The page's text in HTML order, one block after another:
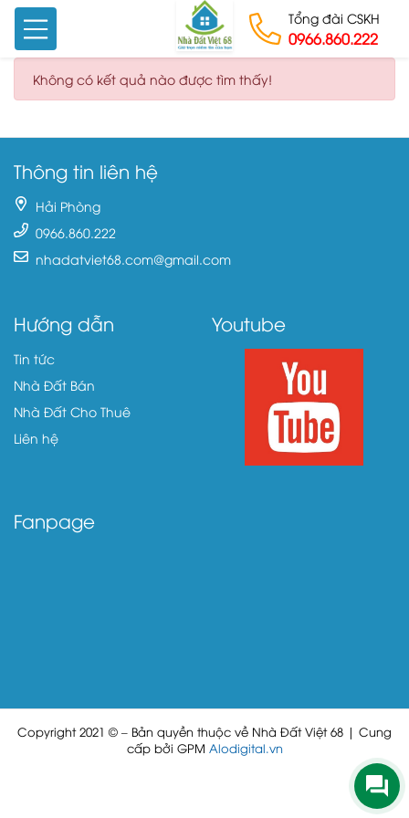
Tổng đài CSKH
0966.860.222
Không có kết quả nào được tìm thấy!
Thông tin liên hệ
Hải Phòng
0966.860.222
nhadatviet68.com@gmail.com
Hướng dẫn
Tin tức
Nhà Đất Bán
Nhà Đất Cho Thuê
Liên hệ
Youtube
Fanpage
Copyright 2021 © – Bản quyền thuộc về Nhà Đất Việt 68 | Cung
cấp bởi GPM Alodigital.vn